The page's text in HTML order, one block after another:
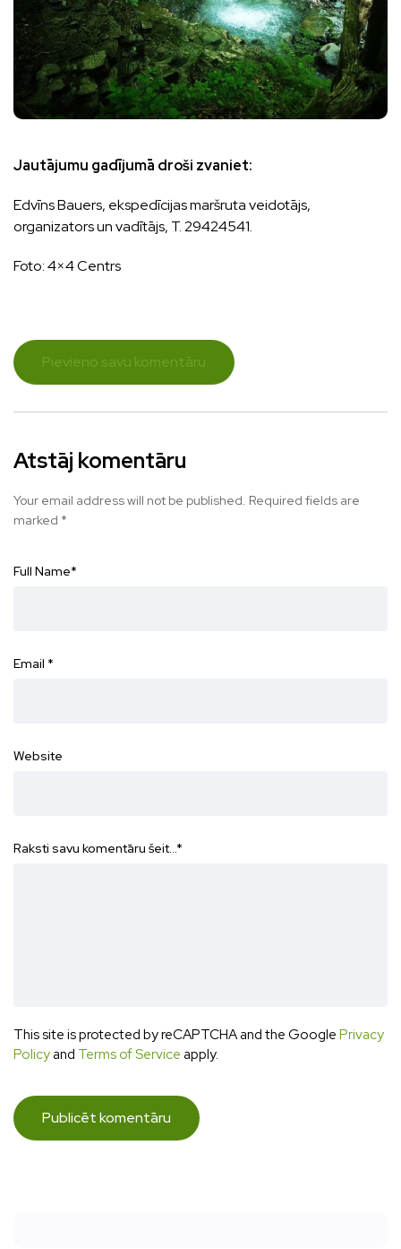
Jautājumu gadījumā droši zvaniet:
Edvīns Bauers, ekspedīcijas maršruta veidotājs,
organizators un vadītājs, T. 29424541.
Foto: 4×4 Centrs
Pievieno savu komentāru
Atstāj komentāru
Your email address will not be published. Required fields are
marked *
Full Name*
Email *
Website
Raksti savu komentāru šeit...*
This site is protected by reCAPTCHA and the GooglePrivacy
Policyand Terms of Serviceapply.